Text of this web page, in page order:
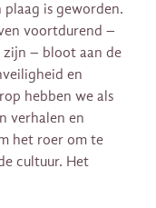
is geworden.
voortdurend –
zijn – bloot aan de
en
hebben we als
verhalen en
het roer om te
cultuur. Het